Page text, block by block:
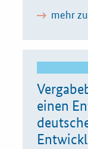
mehr
einen